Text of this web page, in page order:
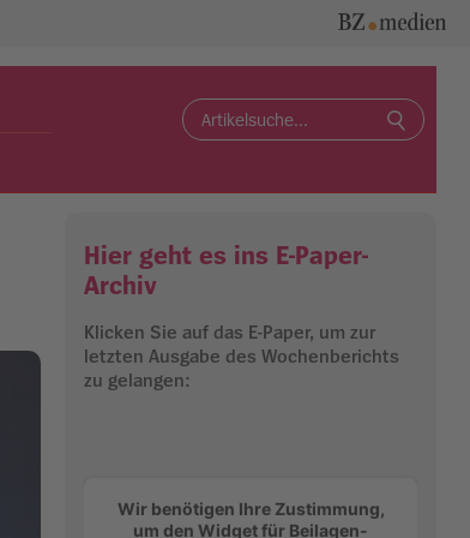
Search
for:
Hier geht es ins E-Paper-
Archiv
Klicken Sie auf das E-Paper, um zur
letzten Ausgabe des Wochenberichts
zu gelangen:
Wir benötigen Ihre Zustimmung,
um den Widget für Beilagen-